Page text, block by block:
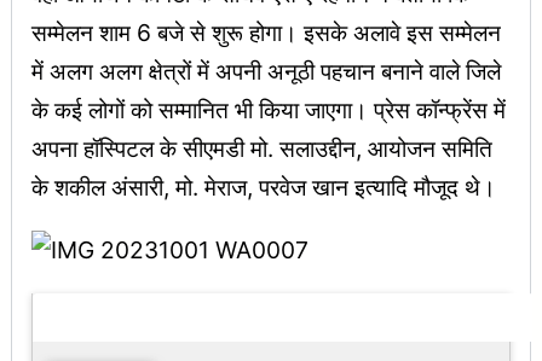
सम्मेलन शाम 6 बजे से शुरू होगा। इसके अलावे इस सम्मेलन
में अलग अलग क्षेत्रों में अपनी अनूठी पहचान बनाने वाले जिले
के कई लोगों को सम्मानित भी किया जाएगा। प्रेस कॉन्फ्रेंस में
अपना हॉस्पिटल के सीएमडी मो. सलाउद्दीन, आयोजन समिति
के शकील अंसारी, मो. मेराज, परवेज खान इत्यादि मौजूद थे।